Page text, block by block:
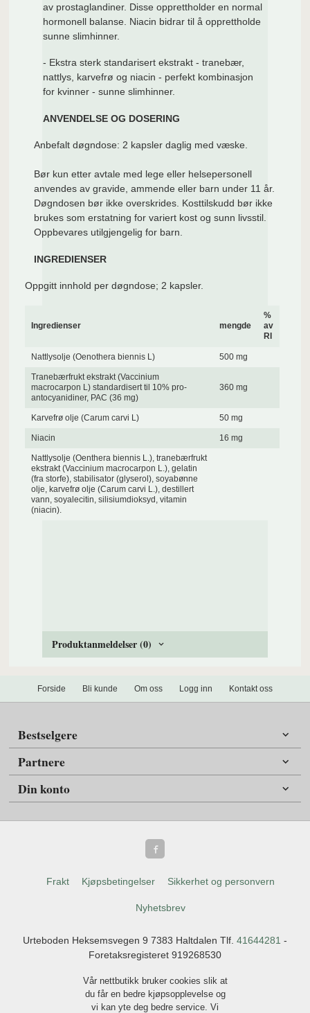
av prostaglandiner. Disse opprettholder en normal
hormonell balanse. Niacin bidrar til å opprettholde
sunne slimhinner.
- Ekstra sterk standarisert ekstrakt - tranebær,
nattlys, karvefrø og niacin - perfekt kombinasjon
for kvinner - sunne slimhinner.
ANVENDELSE OG DOSERING
Anbefalt døgndose: 2 kapsler daglig med væske.
Bør kun etter avtale med lege eller helsepersonell
anvendes av gravide, ammende eller barn under 11 år.
Døgndosen bør ikke overskrides. Kosttilskudd bør ikke
brukes som erstatning for variert kost og sunn livsstil.
Oppbevares utilgjengelig for barn.
INGREDIENSER
Oppgitt innhold per døgndose; 2 kapsler.
Ingredienser mengde
%
av
RI
Nattlysolje (Oenothera biennis L) 500 mg
Tranebærfrukt ekstrakt (Vaccinium
macrocarpon L) standardisert til 10% pro-
antocyanidiner, PAC (36 mg)
360 mg
Karvefrø olje (Carum carvi L) 50 mg
Niacin 16 mg
Nattlysolje (Oenthera biennis L.), tranebærfrukt
ekstrakt (Vaccinium macrocarpon L.), gelatin
(fra storfe), stabilisator (glyserol), soyabønne
olje, karvefrø olje (Carum carvi L.), destillert
vann, soyalecitin, silisiumdioksyd, vitamin
(niacin).
Produktanmeldelser (0)
Forside Bli kunde Om oss Logg inn Kontakt oss
Bestselgere
Partnere
Din konto
Frakt Kjøpsbetingelser Sikkerhet og personvern
Nyhetsbrev
Urteboden Heksemsvegen 9 7383 Haltdalen Tlf. 41644281 -
Foretaksregisteret 919268530
Vår nettbutikk bruker cookies slik at
du får en bedre kjøpsopplevelse og
vi kan yte deg bedre service. Vi